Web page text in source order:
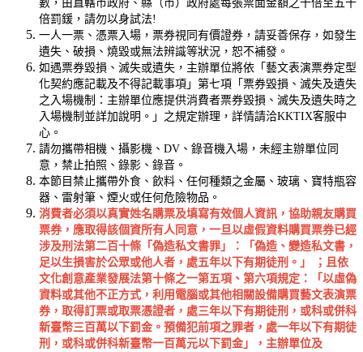
數，由直轄市政府、縣（市）政府處每張票面金額之十倍至五十
倍罰鍰，請勿以身試法!
一人一票、憑票入場，票券視同有價證券，請妥善保存，如發生
遺失、破損、燒毀或無法辨識等狀況，恕不補發。
如遇票券毀損、滅失或遺失，主辦單位將依「藝文表演票券定型
化契約應記載及不得記載事項」第七項「票券毀損、滅失及遺失
之入場機制：主辦單位應提供消費者票券毀損、滅失及遺失時之
入場機制並詳加說明。」之規定辦理，詳情請洽KKTIX客服中
心。
請勿攜帶相機、攝影機、DV、錄音機入場，未經主辦單位同
意，禁止拍照、錄影、錄音。
本節目禁止攜帶外食、飲料、任何種類之金屬、玻璃、寶特瓶容
器、雷射筆、煙火或任何危險物品。
消費者必須以真實姓名購票及填寫有效個人資訊，協助親友購買
票券，應取得該個資所有人同意，一旦以虛假資料購買票券已經
涉及刑法第二百十條「偽造私文書罪」：「偽造、變造私文書，
足以生損害於公眾或他人者，處五年以下有期徒刑。」 ；且依
文化創意產業發展法第十條之一第五項、第六項規定：「以虛偽
資料或其他不正方式，利用電腦或其他相關設備購買藝文表演票
券，取得訂票或取票憑證者，處三年以下有期徒刑，或科或併科
新臺幣三百萬以下罰金。預備犯前項之罪者，處一年以下有期徒
刑，或科或併科新臺幣一百萬元以下罰金」，主辦單位及